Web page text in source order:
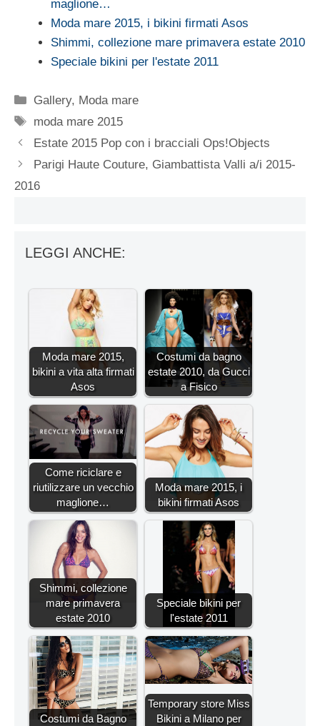
maglione…
Moda mare 2015, i bikini firmati Asos
Shimmi, collezione mare primavera estate 2010
Speciale bikini per l'estate 2011
Categorie
Gallery, Moda mare
Tag
moda mare 2015
Estate 2015 Pop con i bracciali Ops!Objects
Parigi Haute Couture, Giambattista Valli a/i 2015-
2016
LEGGI ANCHE:
Moda mare 2015,
bikini a vita alta firmati
Asos
Costumi da bagno
estate 2010, da Gucci
a Fisico
Come riciclare e
riutilizzare un vecchio
maglione…
Moda mare 2015, i
bikini firmati Asos
Shimmi, collezione
mare primavera
estate 2010
Speciale bikini per
l'estate 2011
Costumi da Bagno
Temporary store Miss
Bikini a Milano per